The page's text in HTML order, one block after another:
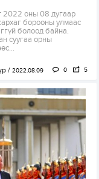
2022 оны 08 дугаар
борооны улмаас
болоод байна.
суугаа орны
2022.08.09 0 5